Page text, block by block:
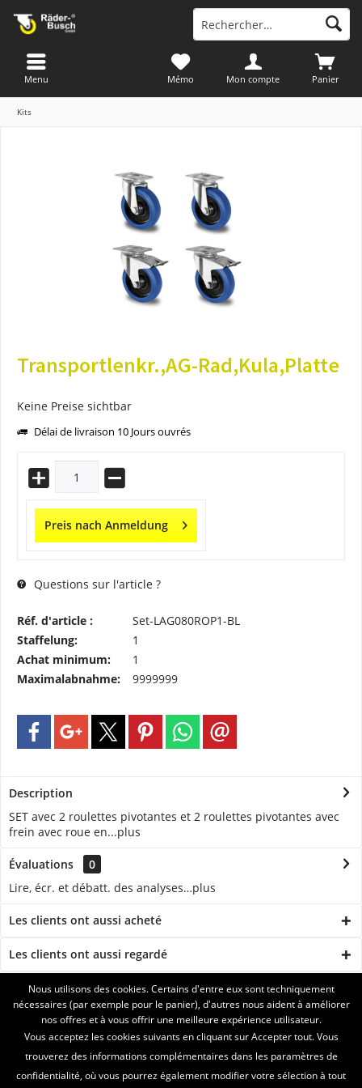
Panier
Mémo Mon compte
Menu
Kits
Transportlenkr.,AG-Rad,Kula,Platte
Keine Preise sichtbar
Délai de livraison 10 Jours ouvrés
Preis nach Anmeldung
Questions sur l'article ?
Réf. d'article :
Set-LAG080ROP1-BL
Staffelung:
1
Achat minimum:
1
Maximalabnahme:
9999999
Description
SET avec 2 roulettes pivotantes et 2 roulettes pivotantes avec
frein avec roue en...plus
Évaluations
0
Lire, écr. et débatt. des analyses…plus
Les clients ont aussi acheté
Les clients ont aussi regardé
ASSISTANCE
SERVICE
INFORMATIONS
Nous utilisons des cookies. Certains d'entre eux sont techniquement
nécessaires (par exemple pour le panier), d'autres nous aident à améliorer
nos offres et à vous offrir une meilleure expérience utilisateur.
Vous acceptez les cookies suivants en cliquant sur Accepter tout. Vous
trouverez des informations complémentaires dans les paramètres de
confidentialité, où vous pourrez également modifier votre sélection à tout